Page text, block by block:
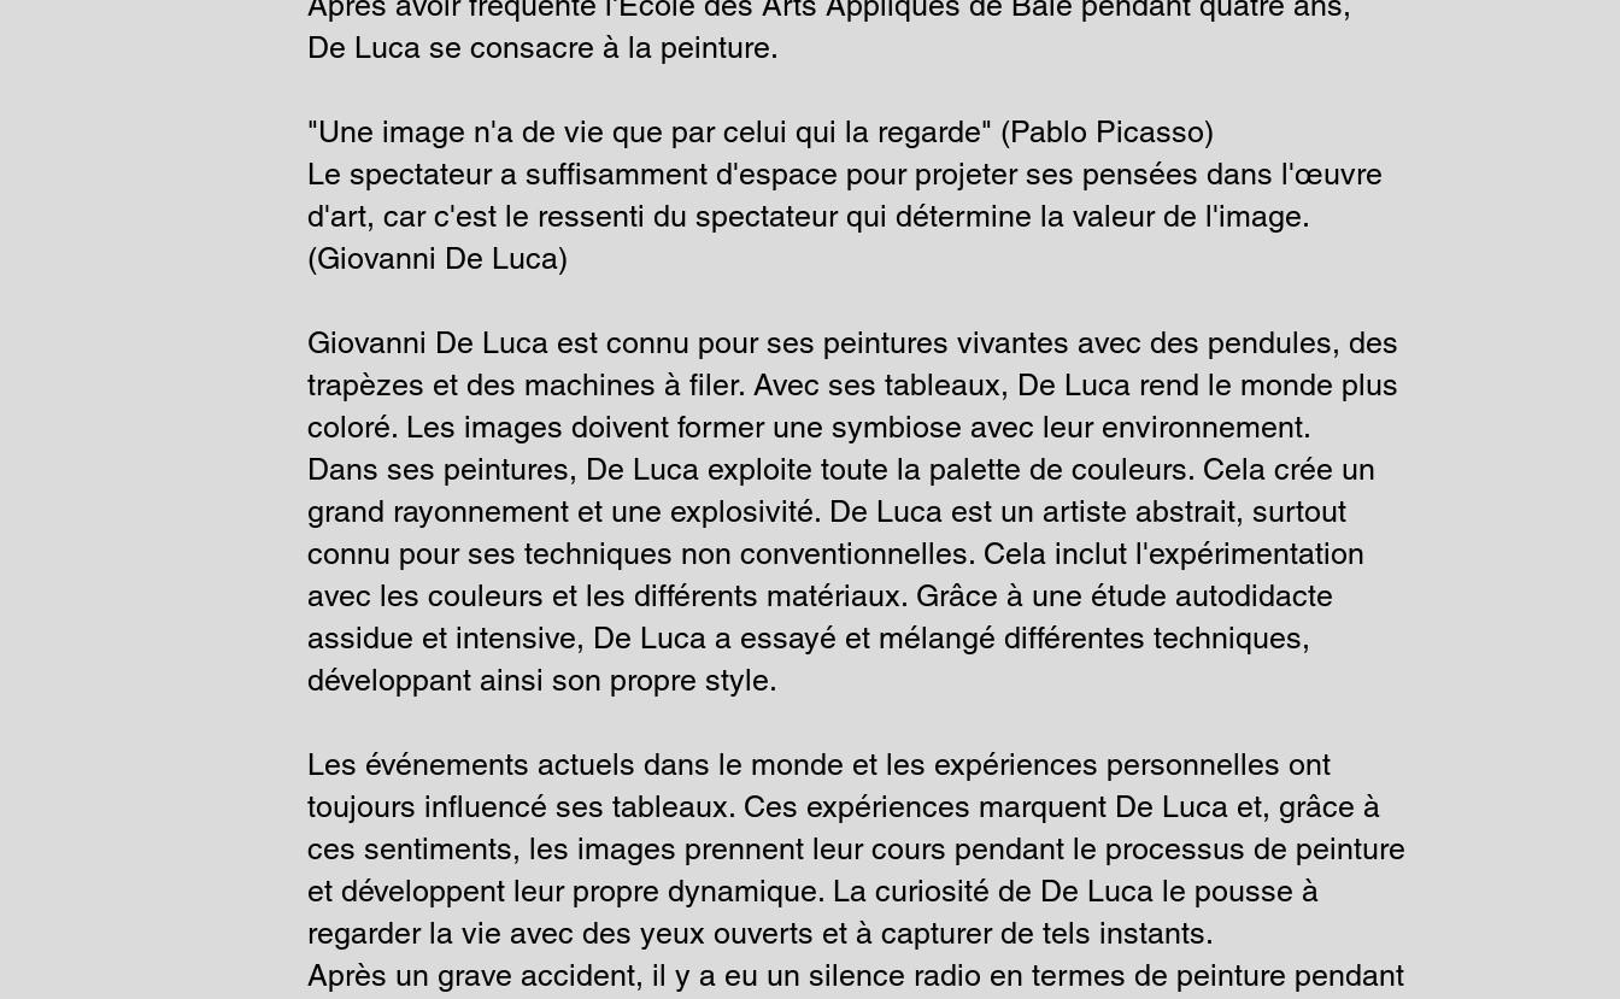
De Luca se consacre à la peinture.
"Une image n'a de vie que par celui qui la regarde" (Pablo Picasso)
Le spectateur a suffisamment d'espace pour projeter ses pensées dans l'œuvre
d'art, car c'est le ressenti du spectateur qui détermine la valeur de l'image.
(Giovanni De Luca)
Giovanni De Luca est connu pour ses peintures vivantes avec des pendules, des
trapèzes et des machines à filer. Avec ses tableaux, De Luca rend le monde plus
coloré. Les images doivent former une symbiose avec leur environnement.
Dans ses peintures, De Luca exploite toute la palette de couleurs. Cela crée un
grand rayonnement et une explosivité. De Luca est un artiste abstrait, surtout
connu pour ses techniques non conventionnelles. Cela inclut l'expérimentation
avec les couleurs et les différents matériaux. Grâce à une étude autodidacte
assidue et intensive, De Luca a essayé et mélangé différentes techniques,
développant ainsi son propre style.
Les événements actuels dans le monde et les expériences personnelles ont
toujours influencé ses tableaux. Ces expériences marquent De Luca et, grâce à
ces sentiments, les images prennent leur cours pendant le processus de peinture
et développent leur propre dynamique. La curiosité de De Luca le pousse à
regarder la vie avec des yeux ouverts et à capturer de tels instants.
Après un grave accident, il y a eu un silence radio en termes de peinture pendant